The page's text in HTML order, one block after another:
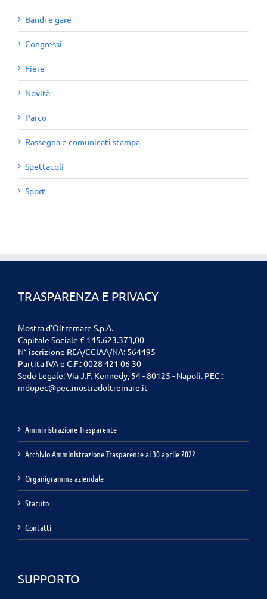
Bandi e gare
Congressi
Fiere
Novità
Parco
Rassegna e comunicati stampa
Spettacoli
Sport
TRASPARENZA E PRIVACY
Mostra d'Oltremare S.p.A.
Capitale Sociale € 145.623.373,00
N° iscrizione REA/CCIAA/NA: 564495
Partita IVA e C.F.: 0028 421 06 30
Sede Legale: Via J.F. Kennedy, 54 - 80125 - Napoli. PEC :
mdopec@pec.mostradoltremare.it
Amministrazione Trasparente
Archivio Amministrazione Trasparente al 30 aprile 2022
Organigramma aziendale
Statuto
Contatti
SUPPORTO